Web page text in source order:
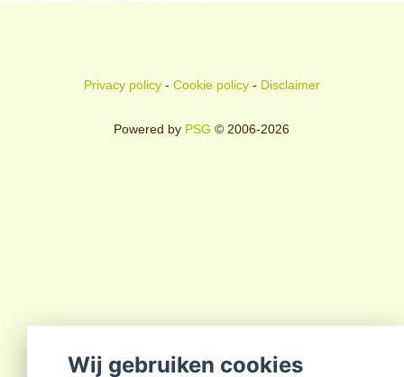
Privacy policy- Cookie policy- Disclaimer
Powered by PSG © 2006-2026
Wij gebruiken cookies